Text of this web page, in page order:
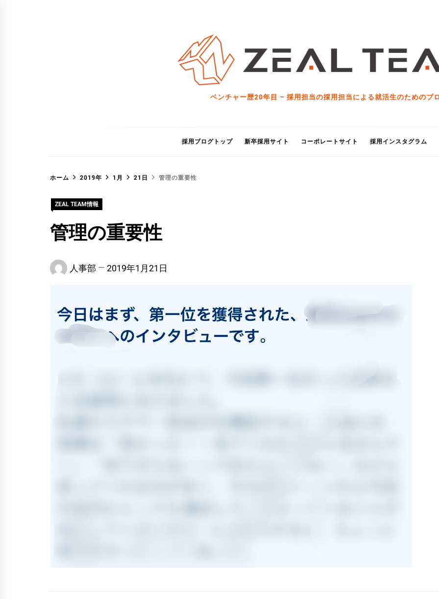
ベンチャー歴20年目 – 採用担当の採用担当による就活生のためのブ
採用ブログトップ 新卒採用サイト コーポレートサイト 採用インスタグラム
ホーム 2019年 1月 21日 管理の重要性
ZEAL TEAM情報
管理の重要性
人事部 2019年1月21日